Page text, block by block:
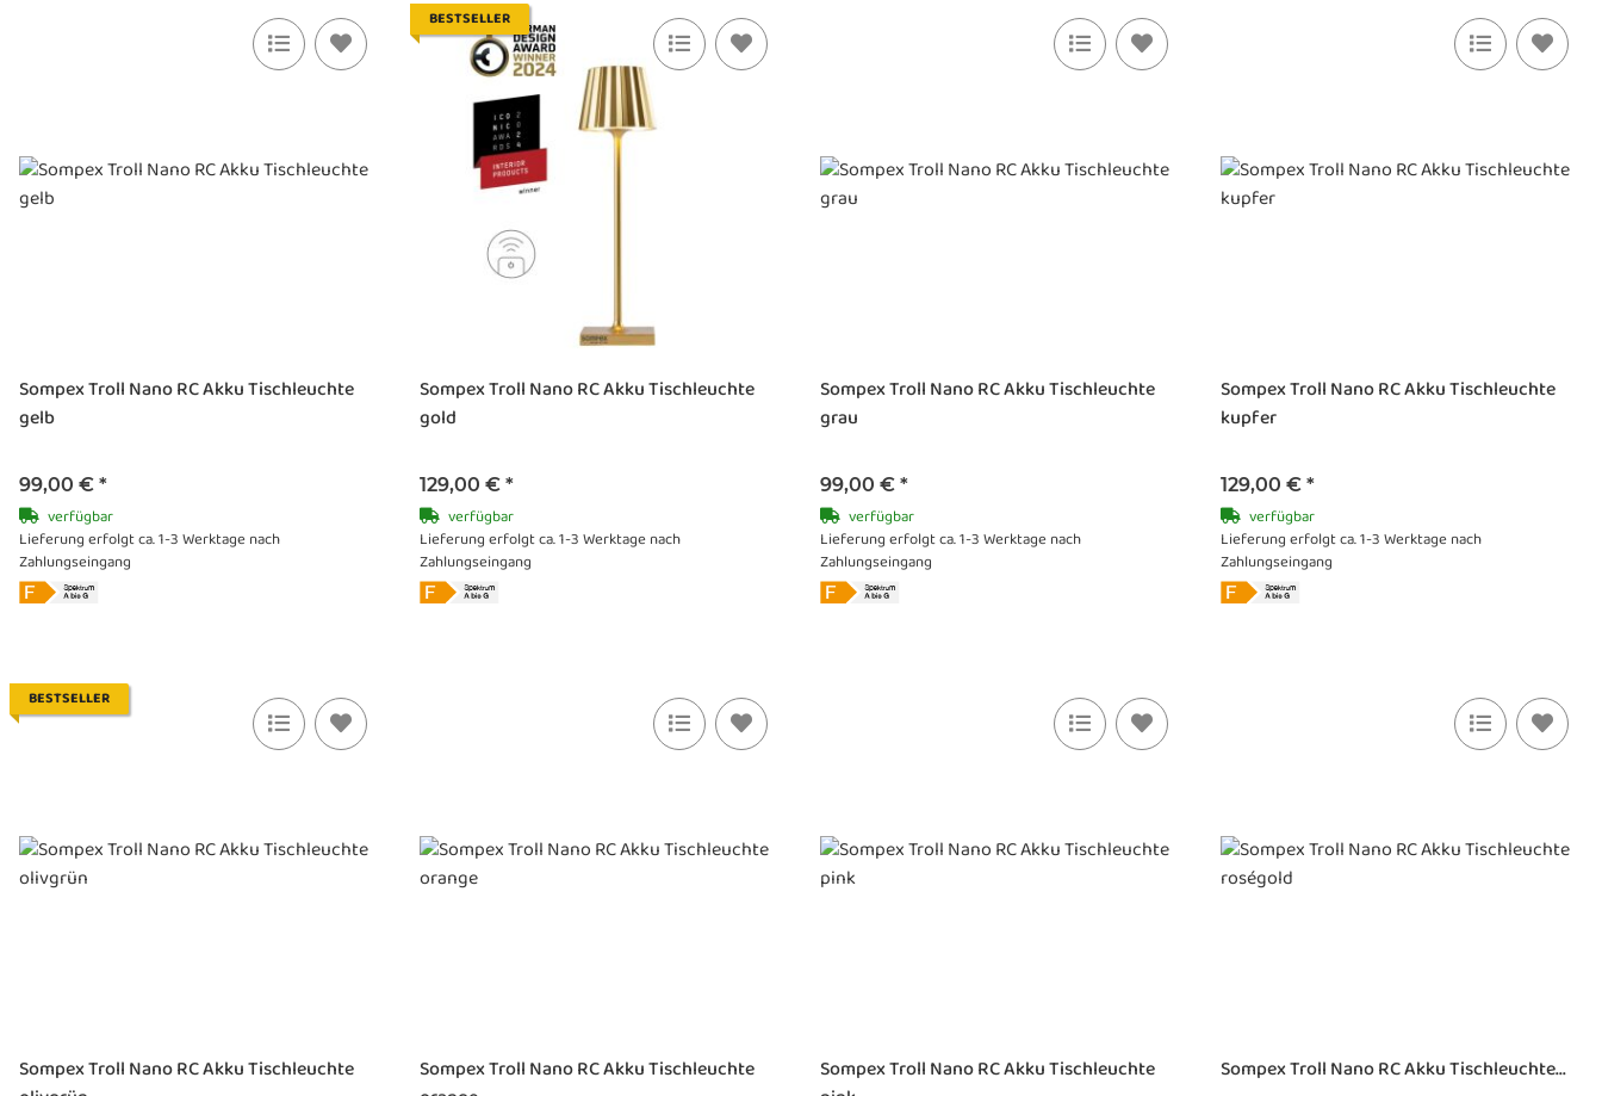
Sompex Troll Nano RC Akku Tischleuchte
gelb
99,00 € *
verfügbar
Lieferung erfolgt ca. 1-3 Werktage nach
Zahlungseingang
BESTSELLER
Sompex Troll Nano RC Akku Tischleuchte
gold
129,00 € *
verfügbar
Lieferung erfolgt ca. 1-3 Werktage nach
Zahlungseingang
Sompex Troll Nano RC Akku Tischleuchte
grau
99,00 € *
verfügbar
Lieferung erfolgt ca. 1-3 Werktage nach
Zahlungseingang
Sompex Troll Nano RC Akku Tischleuchte
kupfer
129,00 € *
verfügbar
Lieferung erfolgt ca. 1-3 Werktage nach
Zahlungseingang
BESTSELLER
Sompex Troll Nano RC Akku Tischleuchte
Sompex Troll Nano RC Akku Tischleuchte
Sompex Troll Nano RC Akku Tischleuchte
Sompex Troll Nano RC Akku Tischleuchte...